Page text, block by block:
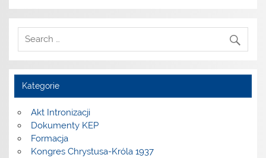
Kategorie
Akt Intronizacji
Dokumenty KEP
Formacja
Kongres Chrystusa-Króla 1937